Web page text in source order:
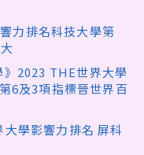
力排名科技大學第
2023 THE世界大學
6及3項指標晉世界百
學影響力排名 屏科